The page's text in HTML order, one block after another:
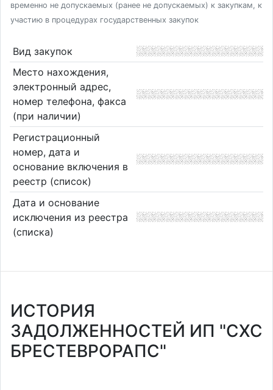
временно не допускаемых (ранее не допускаемых) к закупкам, к
участию в процедурах государственных закупок
Вид закупок
Место нахождения,
электронный адрес,
номер телефона, факса
(при наличии)
Регистрационный
номер, дата и
основание включения в
реестр (список)
Дата и основание
исключения из реестра
(списка)
ИСТОРИЯ
ЗАДОЛЖЕННОСТЕЙ ИП "СХС
БРЕСТЕВРОРАПС"